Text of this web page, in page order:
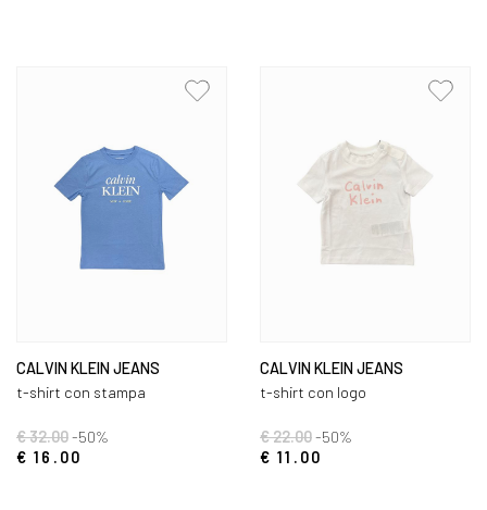
CALVIN KLEIN JEANS
t-shirt con stampa
€ 32.00-50%
€ 16.00
CALVIN KLEIN JEANS
t-shirt con logo
€ 22.00-50%
€ 11.00